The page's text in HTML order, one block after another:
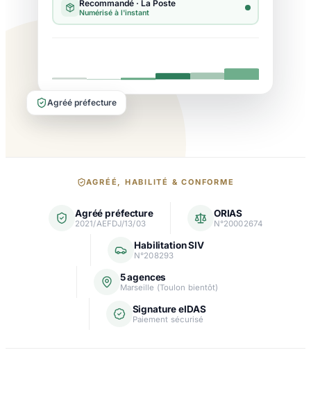
Agréé préfecture
AGRÉÉ, HABILITÉ & CONFORME
Agréé préfecture
2021/AEFDJ/13/03
ORIAS
N°20002674
Habilitation SIV
N°208293
5 agences
Marseille (Toulon bientôt)
Signature eIDAS
Paiement sécurisé